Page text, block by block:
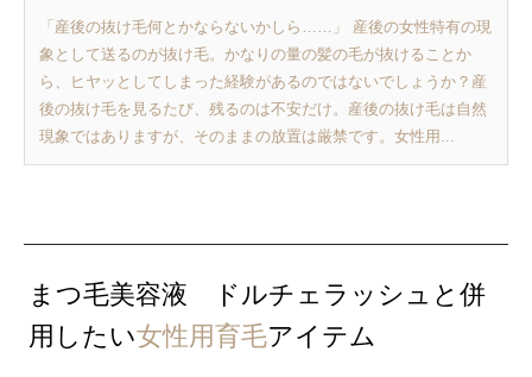
「産後の抜け毛何とかならないかしら……」 産後の女性特有の現
象として送るのが抜け毛。かなりの量の髪の毛が抜けることか
ら、ヒヤッとしてしまった経験があるのではないでしょうか？産
後の抜け毛を見るたび、残るのは不安だけ。産後の抜け毛は自然
現象ではありますが、そのままの放置は厳禁です。女性用...
まつ毛美容液 ドルチェラッシュと併
用したい女性用育毛アイテム